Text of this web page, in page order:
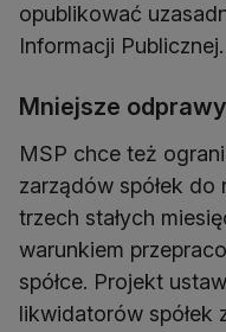
opublikować
Informacji Publicznej.
Mniejsze odprawy
MSP chce też
zarządów spółek
trzech stałych
warunkiem
spółce. Projekt
likwidatorów spółek